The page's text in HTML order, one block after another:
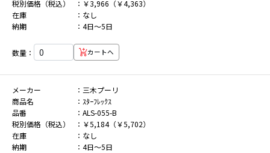
税別価格（税込）
￥3,966（￥4,363）
在庫
なし
納期
4日～5日
数量： カートへ
メーカー
三木プーリ
商品名
ｽﾀｰﾌﾚｯｸｽ
品番
ALS-055-B
税別価格（税込）
￥5,184（￥5,702）
在庫
なし
納期
4日～5日